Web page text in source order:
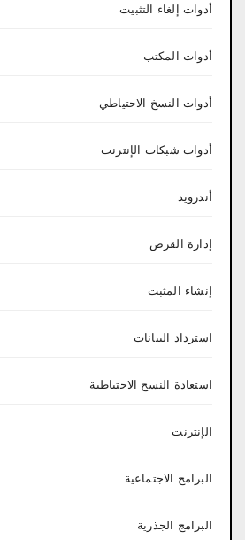
أدوات إلغاء التثبيت
أدوات المكتب
أدوات النسخ الاحتياطي
أدوات شبكات الإنترنت
أندرويد
إدارة القرص
إنشاء المثبت
استرداد البيانات
استعادة النسخ الاحتياطية
الإنترنت
البرامج الاجتماعية
البرامج الجذرية